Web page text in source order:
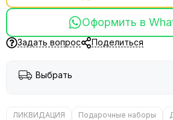
Оформить в
Задать вопрос Поделиться
Выбрать
ЛИКВИДАЦИЯ Подарочные наборы